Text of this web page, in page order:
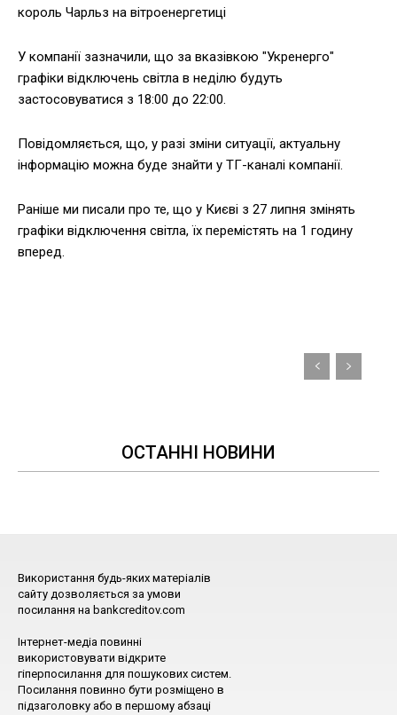
король Чарльз на вітроенергетиці
У компанії зазначили, що за вказівкою "Укренерго"
графіки відключень світла в неділю будуть
застосовуватися з 18:00 до 22:00.
Повідомляється, що, у разі зміни ситуації, актуальну
інформацію можна буде знайти у ТГ-каналі компанії.
Раніше ми писали про те, що у Києві з 27 липня змінять
графіки відключення світла, їх перемістять на 1 годину
вперед.
ОСТАННІ НОВИНИ
Використання будь-яких матеріалів
сайту дозволяється за умови
посилання на bankcreditov.com
Інтернет-медіа повинні
використовувати відкрите
гіперпосилання для пошукових систем.
Посилання повинно бути розміщено в
підзаголовку або в першому абзаці